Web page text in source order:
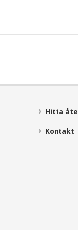
Hitta
Kontakt